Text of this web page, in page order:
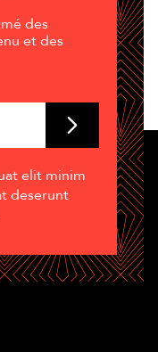
des
et des
elit minim
deserunt